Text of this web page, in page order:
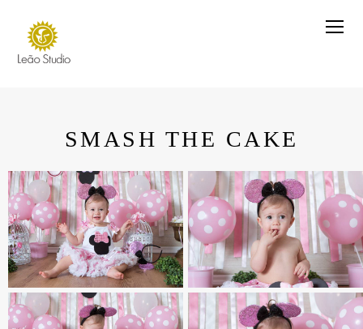
SMASH THE CAKE